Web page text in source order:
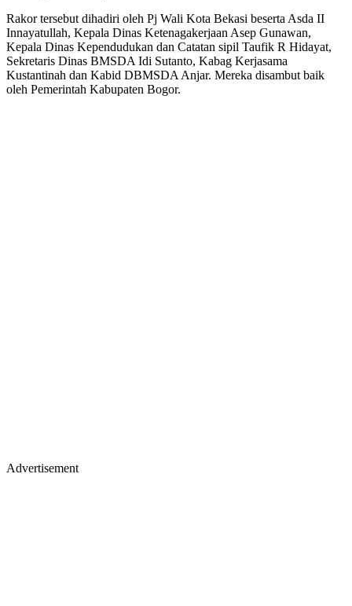
Rakor tersebut dihadiri oleh Pj Wali Kota Bekasi beserta Asda II
Innayatullah, Kepala Dinas Ketenagakerjaan Asep Gunawan,
Kepala Dinas Kependudukan dan Catatan sipil Taufik R Hidayat,
Sekretaris Dinas BMSDA Idi Sutanto, Kabag Kerjasama
Kustantinah dan Kabid DBMSDA Anjar. Mereka disambut baik
oleh Pemerintah Kabupaten Bogor.
Advertisement